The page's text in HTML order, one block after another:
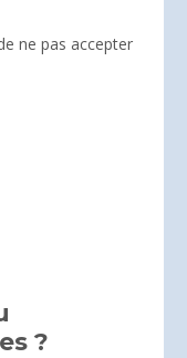
ne pas accepter
?